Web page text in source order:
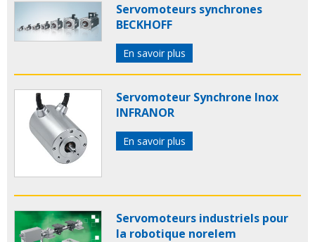
Servomoteurs synchrones
BECKHOFF
En savoir plus
Servomoteur Synchrone Inox
INFRANOR
En savoir plus
Servomoteurs industriels pour
la robotique norelem